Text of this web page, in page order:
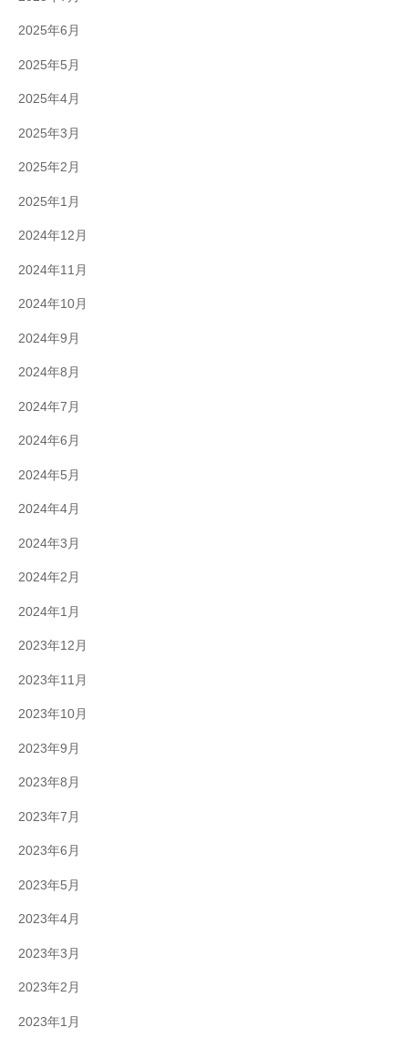
2025年6月
2025年5月
2025年4月
2025年3月
2025年2月
2025年1月
2024年12月
2024年11月
2024年10月
2024年9月
2024年8月
2024年7月
2024年6月
2024年5月
2024年4月
2024年3月
2024年2月
2024年1月
2023年12月
2023年11月
2023年10月
2023年9月
2023年8月
2023年7月
2023年6月
2023年5月
2023年4月
2023年3月
2023年2月
2023年1月